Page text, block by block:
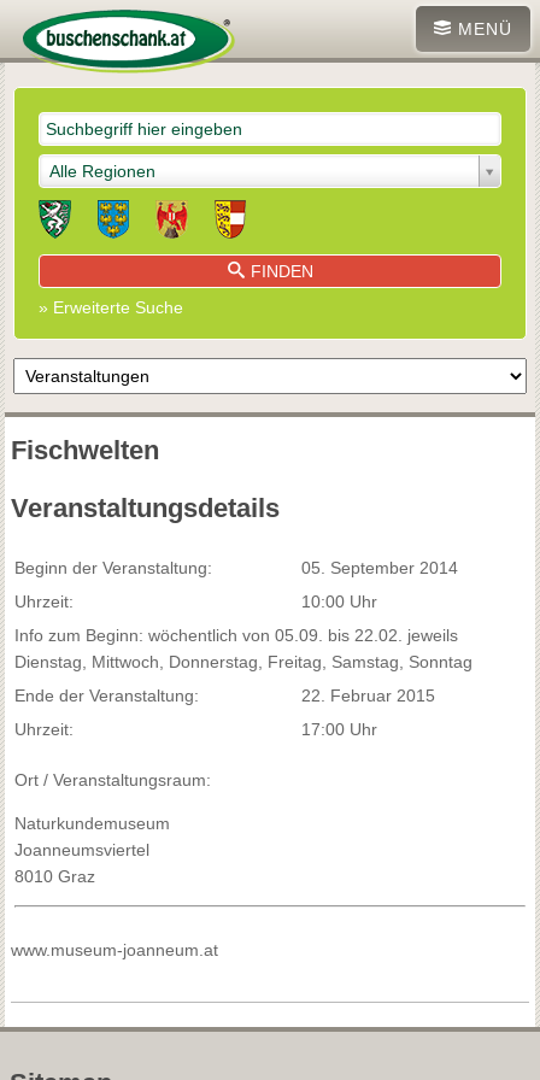
MENÜ
Alle Regionen
FINDEN
» Erweiterte Suche
Fischwelten
Veranstaltungsdetails
Beginn der Veranstaltung:
05. September 2014
Uhrzeit:
10:00 Uhr
Info zum Beginn: wöchentlich von 05.09. bis 22.02. jeweils
Dienstag, Mittwoch, Donnerstag, Freitag, Samstag, Sonntag
Ende der Veranstaltung:
22. Februar 2015
Uhrzeit:
17:00 Uhr
Ort / Veranstaltungsraum:
Naturkundemuseum
Joanneumsviertel
8010 Graz
www.museum-joanneum.at